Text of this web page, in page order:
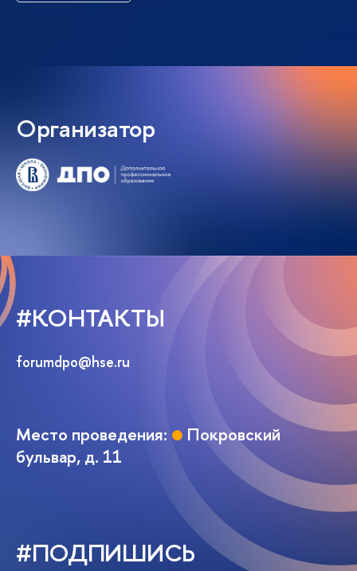
Организатор
#КОНТАКТЫ
forumdpo@hse.ru
Место проведения: ● Покровский
бульвар, д. 11
#ПОДПИШИСЬ